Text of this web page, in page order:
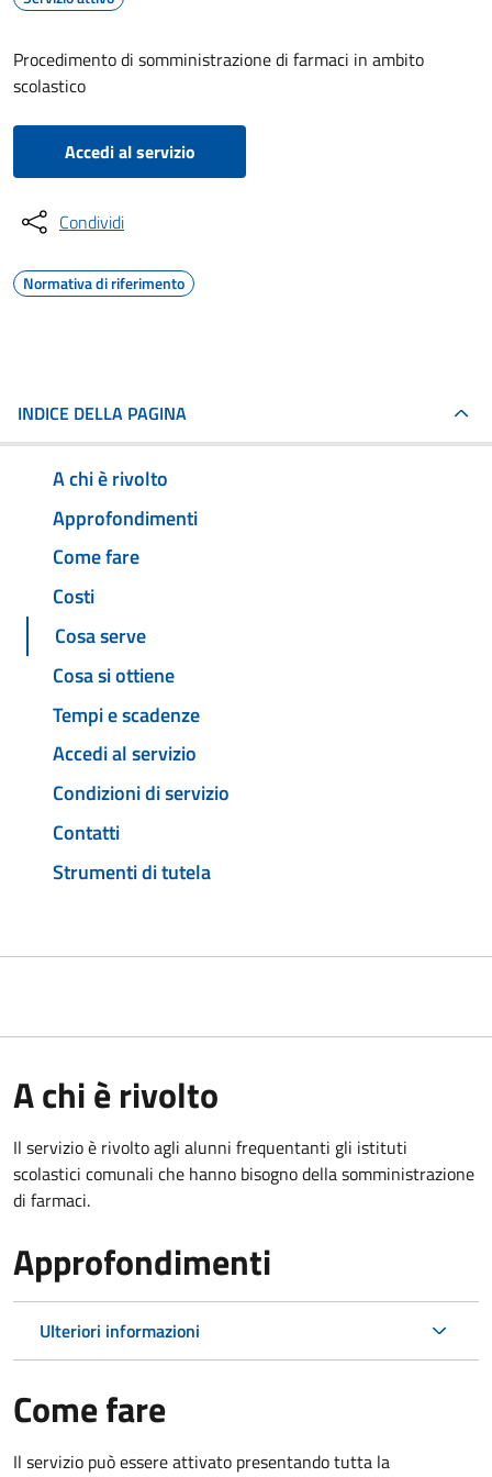
Procedimento di somministrazione di farmaci in ambito
scolastico
Accedi al servizio
Condividi
Normativa di riferimento
INDICE DELLA PAGINA
A chi è rivolto
Approfondimenti
Come fare
Costi
Cosa serve
Cosa si ottiene
Tempi e scadenze
Accedi al servizio
Condizioni di servizio
Contatti
Strumenti di tutela
A chi è rivolto
Il servizio è rivolto agli alunni frequentanti gli istituti
scolastici comunali che hanno bisogno della somministrazione
di farmaci.
Approfondimenti
Ulteriori informazioni
Come fare
Il servizio può essere attivato presentando tutta la